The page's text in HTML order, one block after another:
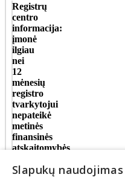
Registrų
centro
informacija:
įmonė
ilgiau
nei
12
mėnesių
registro
tvarkytojui
nepateikė
metinės
finansinės
atskaitomybės
Slapukų naudojimas